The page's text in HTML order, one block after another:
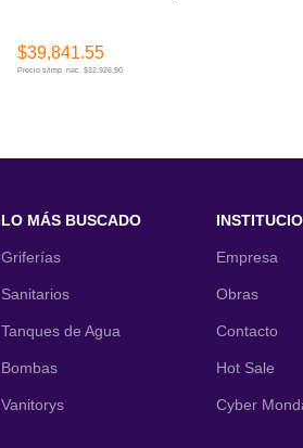
$39,841.55
Precio s/imp. nac. $32.926,90
LO MÁS BUSCADO
Griferías
Sanitarios
Tanques de Agua
Bombas
Vanitorys
Empresa
Obras
Contacto
Hot Sale
Cyber